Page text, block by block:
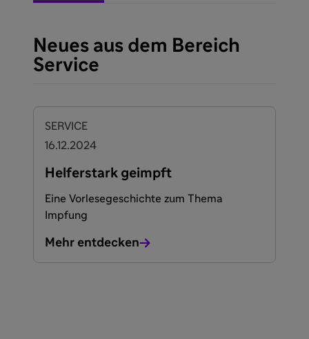
Neues aus dem Bereich
Service
SERVICE
16.12.2024
Helferstark geimpft
Eine Vorlesegeschichte zum Thema
Impfung
Mehr entdecken